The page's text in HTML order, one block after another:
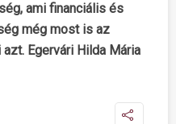
ami financiális és
még most is az
azt. Egervári Hilda Mária